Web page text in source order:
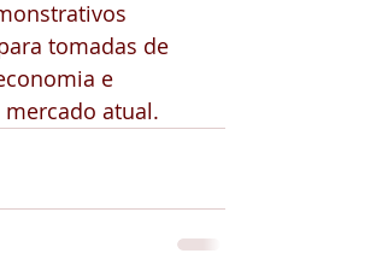
tomadas de
e
atual.